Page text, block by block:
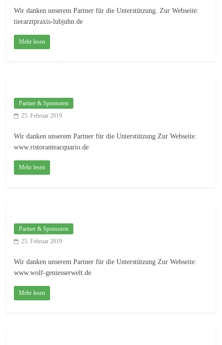
Wir danken unserem Partner für die Unterstützung. Zur Webseite:
tierarztpraxis-lubjuhn.de
Mehr lesen
Partner & Sponsoren
25. Februar 2019
Wir danken unserem Partner für die Unterstützung Zur Webseite:
www.ristoranteacquario.de
Mehr lesen
Partner & Sponsoren
25. Februar 2019
Wir danken unserem Partner für die Unterstützung Zur Webseite:
www.wolf-geniesserwelt.de
Mehr lesen